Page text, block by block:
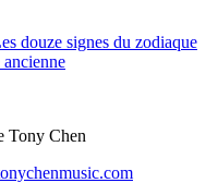
douze signes du zodiaque
Tony Chen